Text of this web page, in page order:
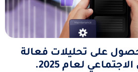
على تحليلات فعالة
لعام 2025.